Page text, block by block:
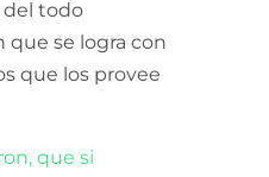
del todo
que se logra con
que los provee
que si